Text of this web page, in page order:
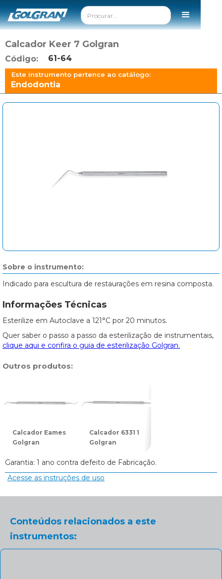
Calcador Keer 7 Golgran
Código: 61-64
Este instrumento pertence ao catálogo:
Endodontia
Sobre o instrumento:
Indicado para escultura de restaurações em resina composta.
Informações Técnicas
Esterilize em Autoclave a 121°C por 20 minutos.
Quer saber o passo a passo da esterilização de instrumentais,
clique aqui e confira o guia de esterilização Golgran.
Outros produtos:
Calcador Eames
Golgran
Calcador 6331 1
Golgran
Garantia: 1 ano contra defeito de Fabricação.
Acesse as instruções de uso
Conteúdos relacionados a este
instrumentos: